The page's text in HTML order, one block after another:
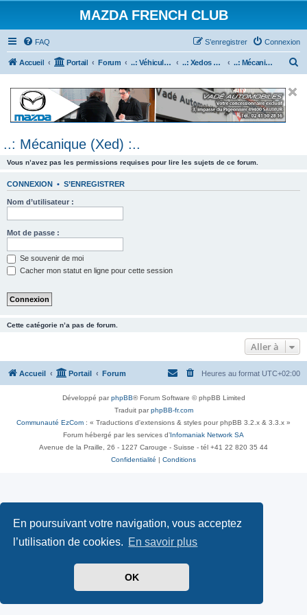
En poursuivant votre navigation, vous acceptez
l’utilisation de cookies. En savoir plus
OK
MAZDA FRENCH CLUB
FAQ Connexion
S’enregistrer
Accueil Portail Forum ..: Véhicules Mazda ancien (<2003) :.. ..: Xedos 6 & 9 :.. ..: Mécanique (Xed) :..
e
..: Mécanique (Xed) :..
Vous n’avez pas les permissions requises pour lire les sujets de ce forum.
CONNEXION • S’ENREGISTRER
Nom d’utilisateur :
Mot de passe :
Se souvenir de moi
Cacher mon statut en ligne pour cette session
Cette catégorie n’a pas de forum.
Aller à
Accueil Portail Forum Heures au format UTC+02:00
Développé parphpBB® Forum Software © phpBB Limited
Traduit parphpBB-fr.com
Communauté EzCom : « Traductions d'extensions & styles pour phpBB 3.2.x & 3.3.x »
Forum hébergé par les services d’ Infomaniak Network SA
Avenue de la Praille, 26 - 1227 Carouge - Suisse - tél +41 22 820 35 44
Confidentialité
Conditions